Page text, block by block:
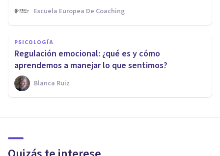
Escuela Europea De Coaching
PSICOLOGÍA
Regulación emocional: ¿qué es y cómo
aprendemos a manejar lo que sentimos?
Blanca Ruiz